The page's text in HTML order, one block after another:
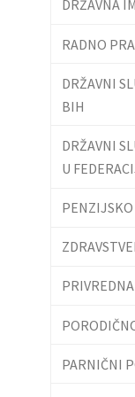
DRŽAVNA
RADNO
DRŽAVNI
BIH
DRŽAVNI
U
PARNIČNI